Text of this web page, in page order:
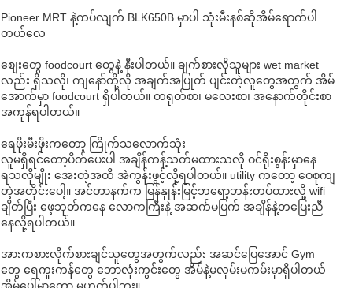
Pioneer MRT နဲ့ကပ်လျက် BLK650B မှာပါ သုံးမီးနစ်ဆိုအိမ်ရောက်ပါ
တယ်လေ
စျေးတွေ foodcourt တွေနဲ့ နီးပါတယ်။ ချက်စားလိုသူများ wet market
လည်း ရှိသလို၊ ကျနော်တို့လို အချက်အပြုတ် ပျင်းတဲ့လူတွေအတွက် အိမ်
အောက်မှာ foodcourt ရှိပါတယ်။ တရုတ်စာ၊ မလေးစာ၊ အနောက်တိုင်းစာ
အကုန်ရပါတယ်။
ရေဖိုးမီးဖိုးကတော့ ကြိုက်သလောက်သုံး
လူမရှိရင်တော့ပိတ်ပေးပါ အချိန်ကန့်သတ်မထားသလို ဝင်ရိုးစွန်းမှာနေ
ရသလိုမျိုး အေးတဲ့အထိ အဲကွန်းဖွင့်လို့ရပါတယ်။ utility ကတော့ ဝေစုကျ
တဲ့အတိုင်းပေါ့။ အင်တာနက်က မြန်နှုန်းမြင့်ဘရော့ဘန်းတပ်ထားလို့ wifi
ချိတ်ပြီး ဖေ့ဘုတ်ကနေ လောကကြီးနဲ့ အဆက်မပြက် အချိန်နဲ့တပြေးညီ
နေလို့ရပါတယ်။
အားကစားလိုက်စားချင်သူတွေအတွက်လည်း အဆင်ပြေအောင် Gym
တွေ ရေကူးကန်တွေ ဘောလုံးကွင်းတွေ အိမ်နဲ့မလှမ်းမကမ်းမှာရှိပါတယ်